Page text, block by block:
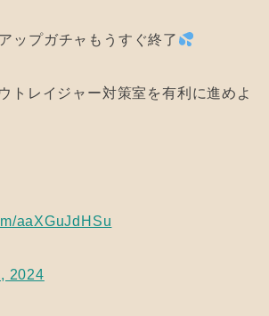
ップガチャもうすぐ終了
トレイジャー対策室を有利に進めよ
aaXGuJdHSu
2024